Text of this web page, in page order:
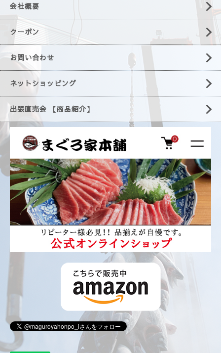
会社概要
クーポン
お問い合わせ
ネットショッピング
出張直売会 【商品紹介】